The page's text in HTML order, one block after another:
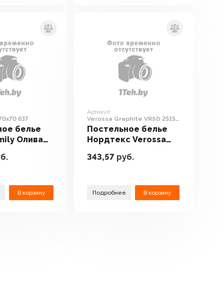
637
белье
Олива
В корзину
Артикул:
Verossa Graphite VRSD 2515
70136 Д12 23
Постельное белье
Нордтекс Verossa
70136 Д12 23
343,57 руб.
Подробнее В корзину